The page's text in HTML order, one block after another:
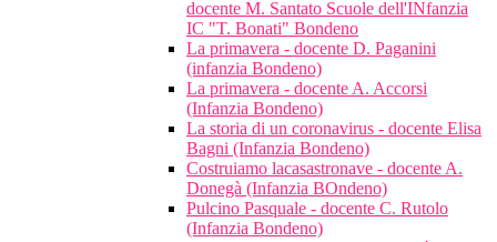
docente M. Santato Scuole dell'INfanzia
IC "T. Bonati" Bondeno
La primavera - docente D. Paganini
(infanzia Bondeno)
La primavera - docente A. Accorsi
(Infanzia Bondeno)
La storia di un coronavirus - docente Elisa
Bagni (Infanzia Bondeno)
Costruiamo lacasastronave - docente A.
Donegà (Infanzia BOndeno)
Pulcino Pasquale - docente C. Rutolo
(Infanzia Bondeno)